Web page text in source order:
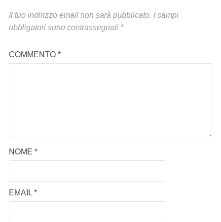
Il tuo indirizzo email non sarà pubblicato. I campi
obbligatori sono contrassegnati *
COMMENTO *
NOME *
EMAIL *